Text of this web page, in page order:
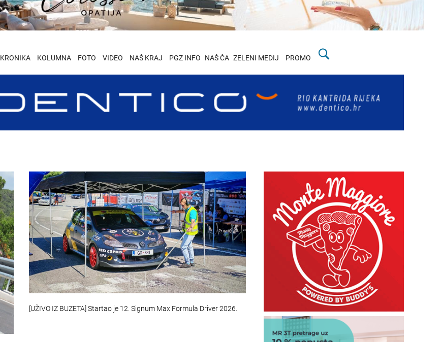
KRONIKA KOLUMNA FOTO VIDEO NAŠ KRAJ PGZ INFO NAŠ ČA ZELENI MEDIJ PROMO
[UŽIVO IZ BUZETA] Startao je 12. Signum Max Formula Driver 2026.